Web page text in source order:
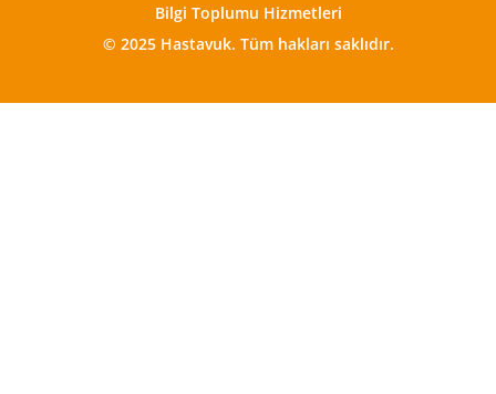
Bilgi Toplumu Hizmetleri
© 2025 Hastavuk. Tüm hakları saklıdır.